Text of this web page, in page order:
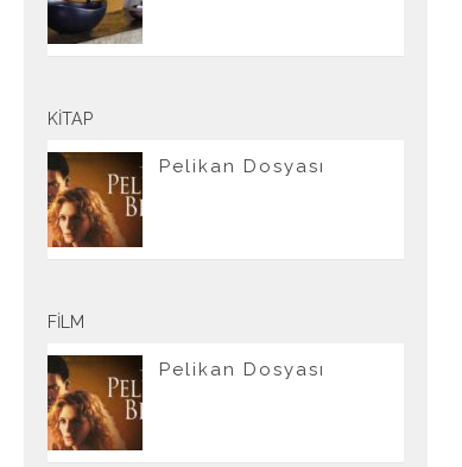
KITAP
Pelikan Dosyası
FILM
Pelikan Dosyası